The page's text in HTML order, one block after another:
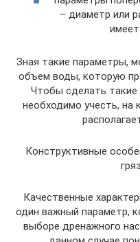
– диаметр или
Зная такие параметры,
объем воды, которую
Чтобы сделать
необходимо учесть, на
Конструктивные
Качественные
один важный параметр,
выборе дренажного